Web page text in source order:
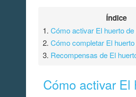
Índice
1.Cómo activar El huerto de
2.Cómo completar El
3. Recompensas de El
Cómo activar